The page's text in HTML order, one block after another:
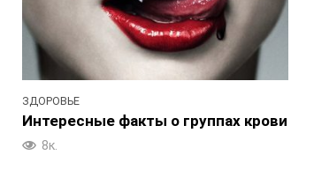
ЗДОРОВЬЕ
Интересные факты о группах крови
8к.